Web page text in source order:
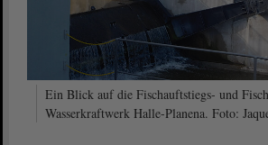
Ein Blick auf die Fischauftstiegs- und
Wasserkraftwerk Halle-Planena. Foto: